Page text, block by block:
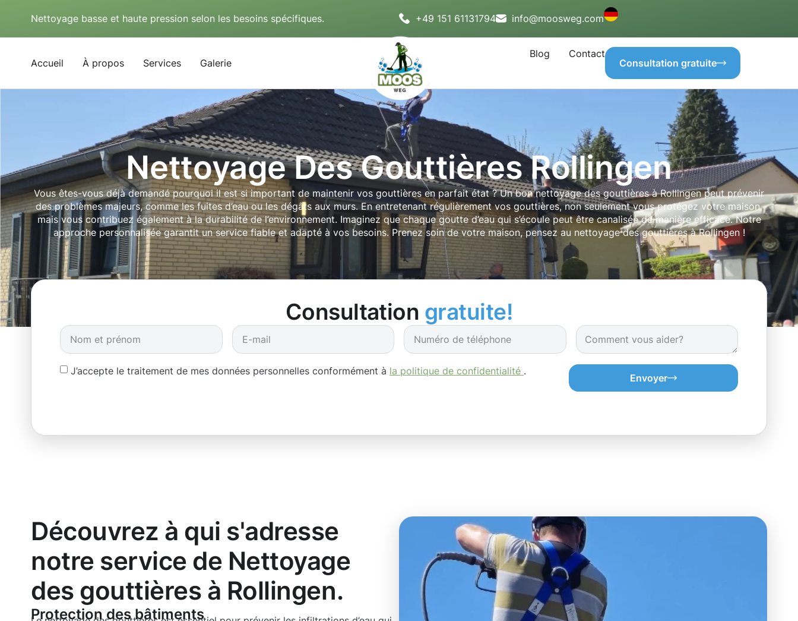
Nettoyage basse et haute pression selon les besoins spécifiques. +49 151 61131794 info@moosweg.com
Accueil À propos Services Galerie
Blog
Contact
Consultation gratuite
Nettoyage Des Gouttières Rollingen
Vous êtes-vous déjà demandé pourquoi il est si important de maintenir vos gouttières en parfait état ? Un bon nettoyage des gouttières à Rollingen peut prévenir
des problèmes majeurs, comme les fuites d’eau ou les dégâts aux murs. En entretenant régulièrement vos gouttières, non seulement vous protégez votre maison,
mais vous contribuez également à la durabilité de l’environnement. Imaginez que chaque goutte d’eau qui s’écoule peut être canalisée de manière efficace. Notre
approche personnalisée garantit un service fiable et adapté à vos besoins. Prenez soin de votre maison, pensez au nettoyage des gouttières à Rollingen !
Consultation gratuite!
J’accepte le traitement de mes données personnelles conformément à la politique de confidentialité .
Envoyer
Découvrez à qui s'adresse
notre service de Nettoyage
des gouttières à Rollingen.
Protection des bâtiments